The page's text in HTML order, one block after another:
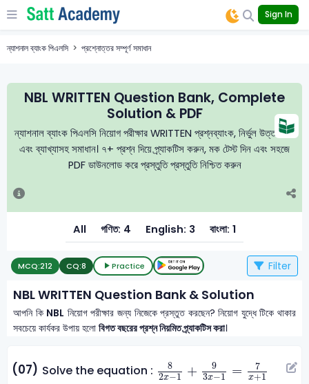
Sign In
ন্যাশনাল ব্যাংক পিএলসি প্রশ্নোত্তর সম্পূর্ণ সমাধান
NBL WRITTEN Question Bank, Complete
Solution & PDF
ন্যাশনাল ব্যাংক পিএলসি নিয়োগ পরীক্ষার WRITTEN প্রশ্নব্যাংক, নির্ভুল উত্তরমালা
এবং ব্যাখ্যাসহ সমাধান। ৭+ প্রশ্ন দিয়ে প্র্যাকটিস করুন, মক টেস্ট দিন এবং সহজে
PDF ডাউনলোড করে প্রস্তুতি প্রস্তুতি নিশ্চিত করুন
All গণিত: 4 English: 3 বাংলা: 1
MCQ:212 CQ:8 Practice Filter
NBL WRITTEN Question Bank & Solution
আপনি কি NBL নিয়োগ পরীক্ষার জন্য নিজেকে প্রস্তুত করছেন? নিয়োগ যুদ্ধে টিকে থাকার
সবচেয়ে কার্যকর উপায় হলোবিগত বছরের প্রশ্ন নিয়মিত প্র্যাকটিস করা।
(07) Solve the equation :
8
2x−1 +
9
3x−1 = 7
x+1
2x 3x x+